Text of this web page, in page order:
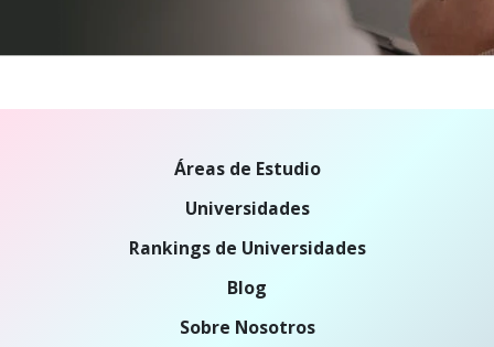
Áreas de Estudio
Universidades
Rankings de Universidades
Blog
Sobre Nosotros